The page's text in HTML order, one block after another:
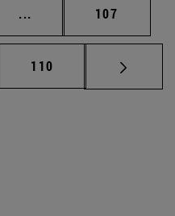
... Páginas intermedias
Página
107
Página
110